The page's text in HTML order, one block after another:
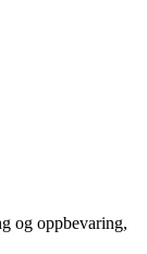
og oppbevaring,